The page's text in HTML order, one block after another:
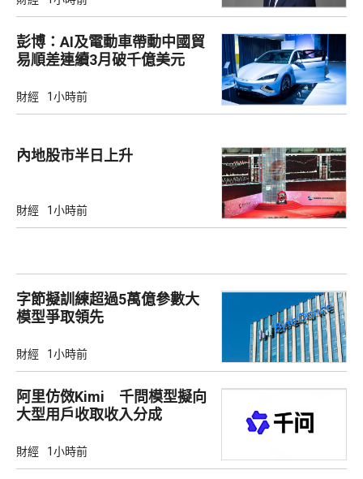
彭博：AI及電動車帶動中國貿
易順差連續3月破千億美元
財經 1小時前
內地股市半日上升
財經 1小時前
字節擬訓練超過5萬億參數大
模型爭取領先
財經 1小時前
阿里仿傚Kimi 千問模型擬向
大型用戶收取收入分成
財經 1小時前